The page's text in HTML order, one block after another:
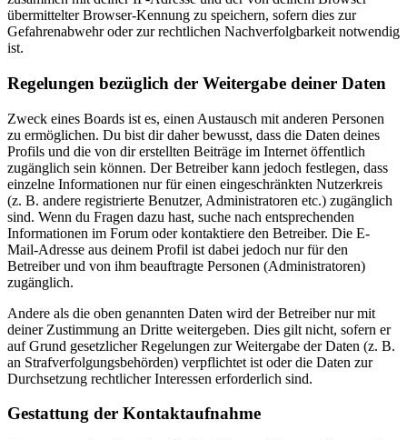
übermittelter Browser-Kennung zu speichern, sofern dies zur
Gefahrenabwehr oder zur rechtlichen Nachverfolgbarkeit notwendig
ist.
Regelungen bezüglich der Weitergabe deiner Daten
Zweck eines Boards ist es, einen Austausch mit anderen Personen
zu ermöglichen. Du bist dir daher bewusst, dass die Daten deines
Profils und die von dir erstellten Beiträge im Internet öffentlich
zugänglich sein können. Der Betreiber kann jedoch festlegen, dass
einzelne Informationen nur für einen eingeschränkten Nutzerkreis
(z. B. andere registrierte Benutzer, Administratoren etc.) zugänglich
sind. Wenn du Fragen dazu hast, suche nach entsprechenden
Informationen im Forum oder kontaktiere den Betreiber. Die E-
Mail-Adresse aus deinem Profil ist dabei jedoch nur für den
Betreiber und von ihm beauftragte Personen (Administratoren)
zugänglich.
Andere als die oben genannten Daten wird der Betreiber nur mit
deiner Zustimmung an Dritte weitergeben. Dies gilt nicht, sofern er
auf Grund gesetzlicher Regelungen zur Weitergabe der Daten (z. B.
an Strafverfolgungsbehörden) verpflichtet ist oder die Daten zur
Durchsetzung rechtlicher Interessen erforderlich sind.
Gestattung der Kontaktaufnahme